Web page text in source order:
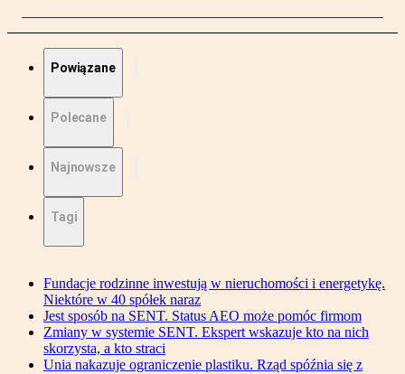
Powiązane
Polecane
Najnowsze
Tagi
Fundacje rodzinne inwestują w nieruchomości i energetykę.
Niektóre w 40 spółek naraz
Jest sposób na SENT. Status AEO może pomóc firmom
Zmiany w systemie SENT. Ekspert wskazuje kto na nich
skorzysta, a kto straci
Unia nakazuje ograniczenie plastiku. Rząd spóźnia się z